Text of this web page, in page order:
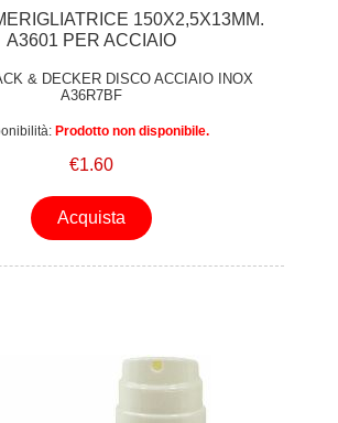
150X2,5X13MM.
A3601 PER ACCIAIO
& DECKER DISCO ACCIAIO INOX
A36R7BF
Prodotto non disponibile.
€1.60
Acquista